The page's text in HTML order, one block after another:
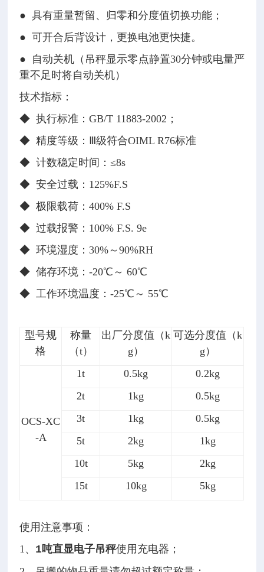
●具有重量暂留、归零和分度值切换功能；
●可开合后背设计，更换电池更快捷。
● 自动关机（吊秤显示零点静置30分钟或电量严
重不足时将自动关机）
技术指标：
◆执行标准：GB/T 11883-2002；
◆精度等级：Ⅲ级符合OIML R76标准
◆计数稳定时间：≤8s
◆安全过载：125%F.S
◆极限载荷：400% F.S
◆过载报警：100% F.S. 9e
◆环境湿度：30%～90%RH
◆储存环境：-20℃～ 60℃
◆工作环境温度：-25℃～ 55℃
型号规
格
称量
（t）
出厂分度值（k
g）
可选分度值（k
g）
OCS-XC
-A
1t 0.5kg
0.2kg
2t
1kg
0.5kg
3t
1kg
0.5kg
5t
2kg
1kg
10t
5kg
2kg
15t
10kg 5kg
使用注意事项：
1、 1吨直显电子吊秤使用充电器；